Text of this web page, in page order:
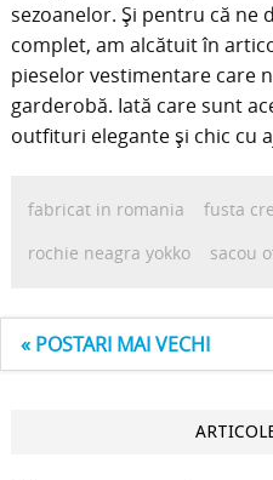
sezoanelor. Și pentru că ne
complet, am alcătuit în
pieselor vestimentare care
garderobă. Iată care sunt
outfituri elegante și chic cu
fabricat in romania fusta
rochie neagra yokko
sacou
« POSTARI MAI VECHI